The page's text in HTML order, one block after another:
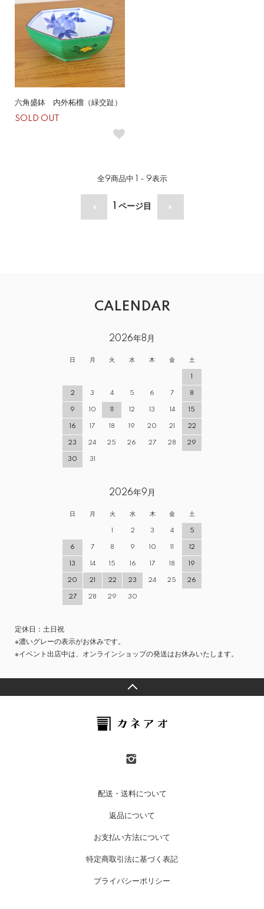
六角盛鉢 内外柘榴（緑交趾）
SOLD OUT
全9商品中 1 - 9表示
ページ目
CALENDAR
2026年8月
日 月 火 水 木 金 土
1
2 3 4 5 6 7 8
9 10 11 12 13 14 15
16 17 18 19 20 21 22
23 24 25 26 27 28 29
30 31
2026年9月
日 月 火 水 木 金 土
1 2 3 4 5
6 7 8 9 10 11 12
13 14 15 16 17 18 19
20 21 22 23 24 25 26
27 28 29 30
定休日：土日祝
※濃いグレーの表示がお休みです。
※イベント出店中は、オンラインショップの発送はお休みいたします。
配送・送料について
返品について
お支払い方法について
特定商取引法に基づく表記
プライバシーポリシー